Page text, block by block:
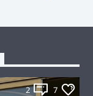
2 7